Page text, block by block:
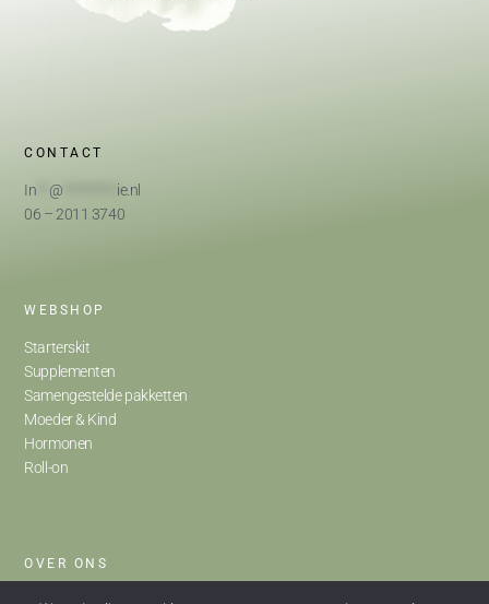
CONTACT
In @
ie.nl
06 – 2011 3740
WEBSHOP
Starterskit
Supplementen
Samengestelde pakketten
Moeder & Kind
Hormonen
Roll-on
OVER ONS
Home